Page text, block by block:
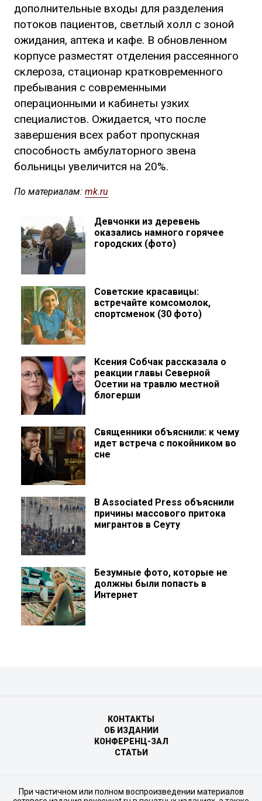
дополнительные входы для разделения
потоков пациентов, светлый холл с зоной
ожидания, аптека и кафе. В обновленном
корпусе разместят отделения рассеянного
склероза, стационар кратковременного
пребывания с современными
операционными и кабинеты узких
специалистов. Ожидается, что после
завершения всех работ пропускная
способность амбулаторного звена
больницы увеличится на 20%.
По материалам: mk.ru
Девчонки из деревень
оказались намного горячее
городских (фото)
Советские красавицы:
встречайте комсомолок,
спортсменок (30 фото)
Ксения Собчак рассказала о
реакции главы Северной
Осетии на травлю местной
блогерши
Священники объяснили: к чему
идет встреча с покойником во
сне
В Associated Press объяснили
причины массового притока
мигрантов в Сеуту
Безумные фото, которые не
должны были попасть в
Интернет
КОНТАКТЫ
ОБ ИЗДАНИИ
КОНФЕРЕНЦ-ЗАЛ
СТАТЬИ
При частичном или полном воспроизведении материалов